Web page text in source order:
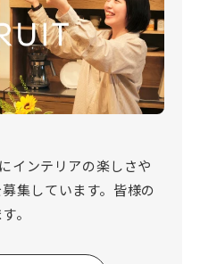
インテリアの楽しさや
集しています。皆様の
。